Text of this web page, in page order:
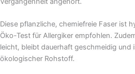
Diese pflanzliche, chemiefreie Faser ist
Öko-Test für Allergiker empfohlen.
leicht, bleibt dauerhaft geschmeidig und
ökologischer Rohstoff.